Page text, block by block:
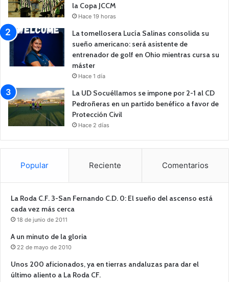
la Copa JCCM
Hace 19 horas
La tomellosera Lucía Salinas consolida su
sueño americano: será asistente de
entrenador de golf en Ohio mientras cursa su
máster
Hace 1 día
La UD Socuéllamos se impone por 2-1 al CD
Pedroñeras en un partido benéfico a favor de
Protección Civil
Hace 2 días
Popular Reciente Comentarios
La Roda C.F. 3-San Fernando C.D. 0: El sueño del ascenso está
cada vez más cerca
18 de junio de 2011
A un minuto de la gloria
22 de mayo de 2010
Unos 200 aficionados, ya en tierras andaluzas para dar el
último aliento a La Roda CF.